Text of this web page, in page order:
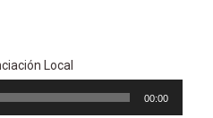
Local
00:00